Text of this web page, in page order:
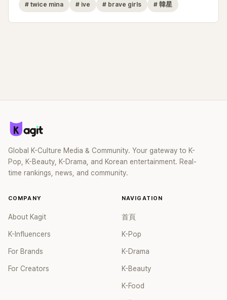
# twice mina # ive # brave girls # 韓星
Global K-Culture Media & Community. Your gateway to K-
Pop, K-Beauty, K-Drama, and Korean entertainment. Real-
time rankings, news, and community.
COMPANY
About Kagit
K-Influencers
For Brands
For Creators
NAVIGATION
首頁
K-Pop
K-Drama
K-Beauty
K-Food